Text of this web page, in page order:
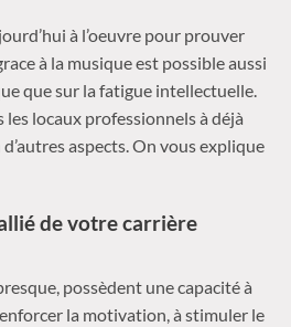
à l’oeuvre pour prouver
à la musique est possible aussi
que sur la fatigue intellectuelle.
les locaux professionnels à déjà
aspects. On vous explique
de votre carrière
possèdent une capacité à
la motivation, à stimuler le